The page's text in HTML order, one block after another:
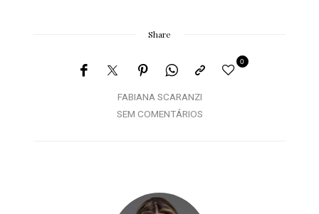
Share
FABIANA SCARANZI
0
SEM COMENTÁRIOS